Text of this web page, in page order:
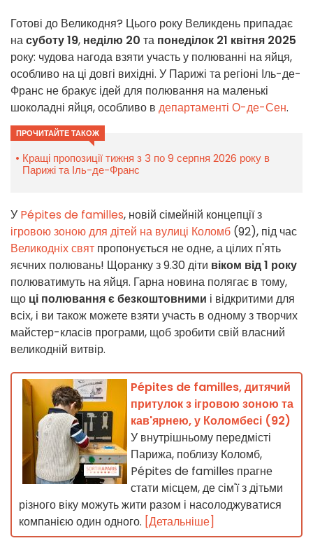
Готові до Великодня? Цього року Великдень припадає
насуботу 19, неділю 20 та понеділок 21 квітня 2025
року: чудова нагода взяти участь у полюванні на яйця,
особливо на ці довгі вихідні. У Парижі та регіоні Іль-де-
Франс не бракує ідей для полювання на маленькі
шоколадні яйця, особливо в департаменті О-де-Сен.
ПРОЧИТАЙТЕ ТАКОЖ
Кращі пропозиції тижня з 3 по 9 серпня 2026 року в
Парижі та Іль-де-Франс
У Pépites de familles, новій сімейній концепції з
ігровою зоною для дітей на вулиці Коломб (92), під час
Великодніх свят пропонується не одне, а цілих п'ять
яєчних полювань! Щоранку з 9.30 діти віком від 1 року
полюватимуть на яйця. Гарна новина полягає в тому,
що ці полювання є безкоштовними і відкритими для
всіх, і ви також можете взяти участь в одному з творчих
майстер-класів програми, щоб зробити свій власний
великодній витвір.
Pépites de familles, дитячий
притулок з ігровою зоною та
кав'ярнею, у Коломбесі (92)
У внутрішньому передмісті
Парижа, поблизу Коломб,
Pépites de familles прагне
стати місцем, де сім'ї з дітьми
різного віку можуть жити разом і насолоджуватися
компанією один одного. [Детальніше]